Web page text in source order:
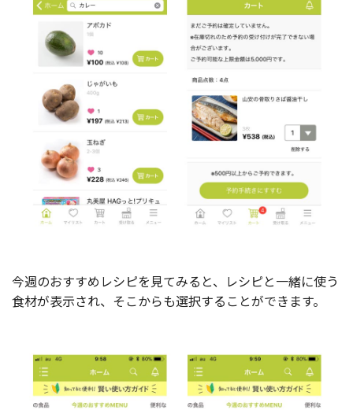
今週のおすすめレシピを見てみると、レシピと一緒に使う
食材が表示され、そこからも選択することができます。